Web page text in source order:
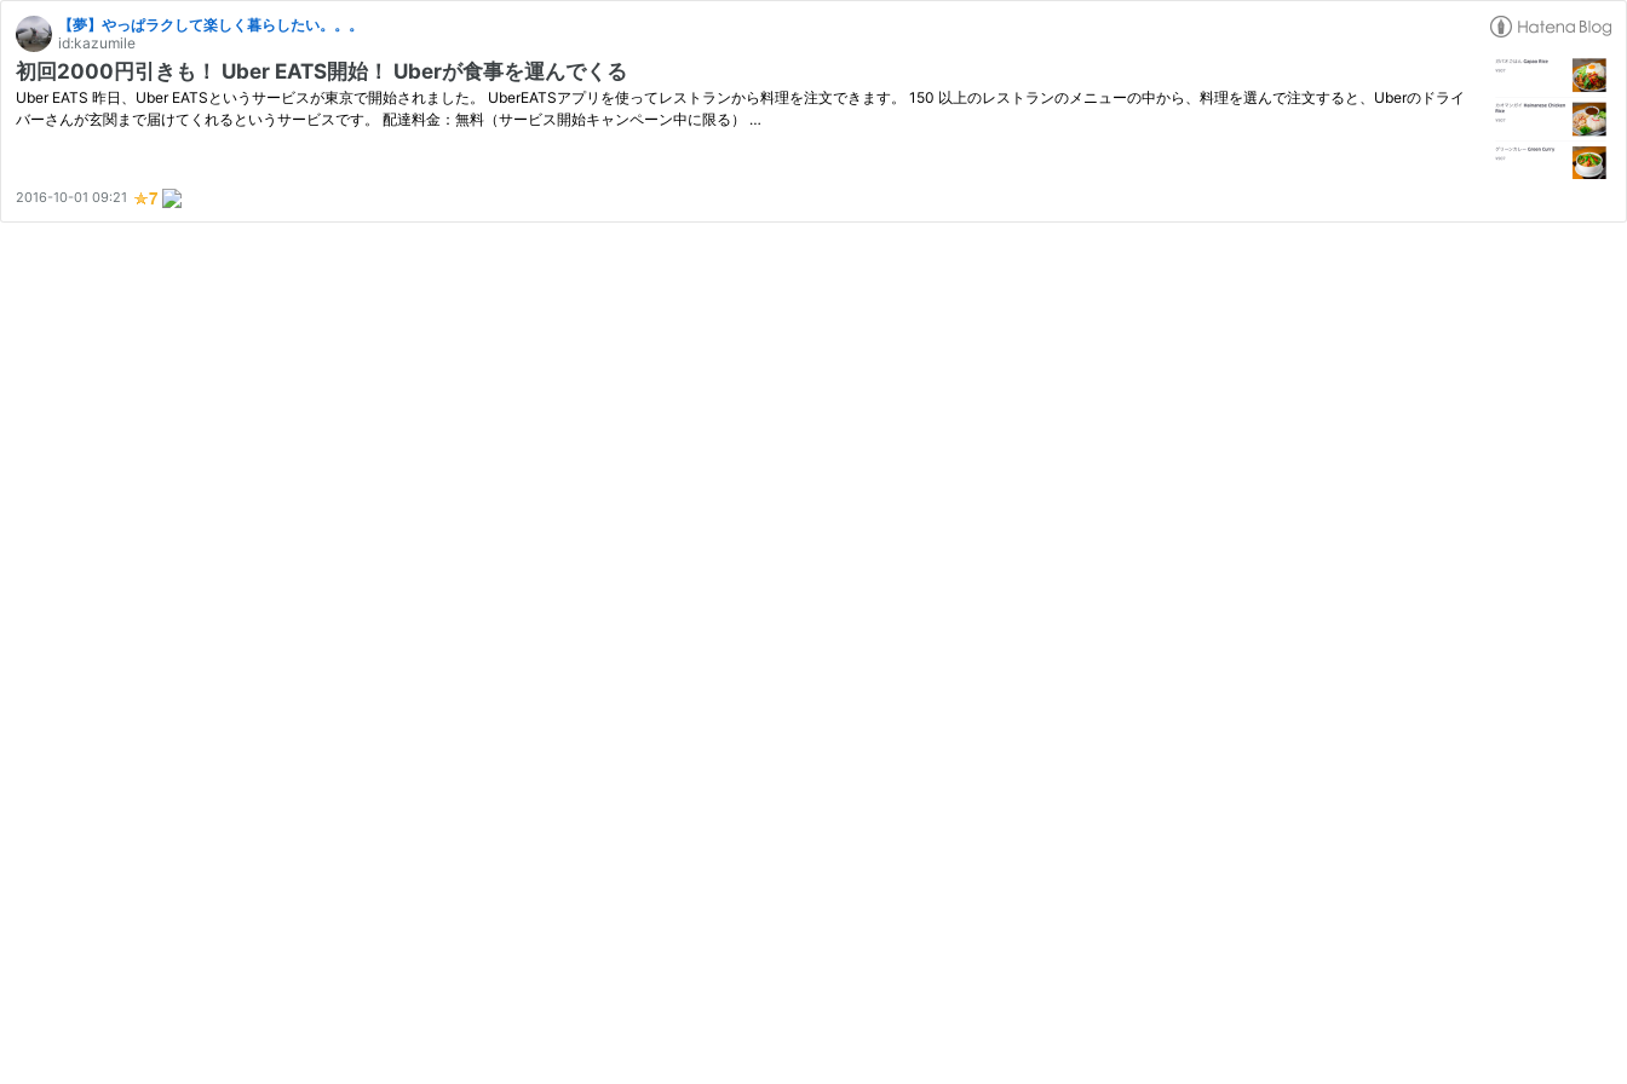
【夢】やっぱラクして楽しく暮らしたい。。。
id:kazumile
初回2000円引きも！ Uber EATS開始！ Uberが食事を運んでくる
Uber EATS 昨日、Uber EATSというサービスが東京で開始されました。 UberEATSアプリを使ってレストランから料理を注文できます。 150 以上のレストランのメニューの中から、料理を選んで注文すると、Uberのドライ
バーさんが玄関まで届けてくれるというサービスです。 配達料金：無料（サービス開始キャンペーン中に限る） …
2016-10-01 09:21